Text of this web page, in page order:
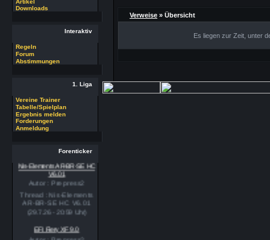
Downloads
Interaktiv
Regeln
Forum
Abstimmungen
1. Liga
Vereine Trainer
Tabelle/Spielplan
Ergebnis melden
Forderungen
Anmeldung
Forenticker
Nis-Elements AR-BR-SE HC
V6.01
Autor : Prepress2
Thread : Nis-Elements
AR-BR-SE HC V6.01
(29.7.26 - 20:59 Uhr)
EFI Fiery XF 9.0
Autor : Prepress2
Verweise » Übersicht
Es liegen zur Zeit, unter